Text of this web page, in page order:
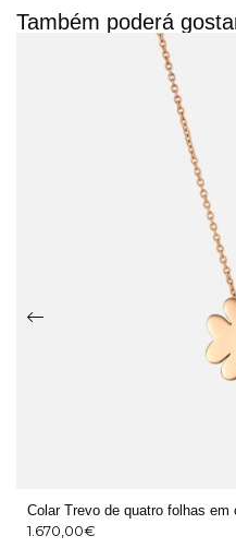
Também poderá
Colar Trevo de quatro folhas
1.670,00€